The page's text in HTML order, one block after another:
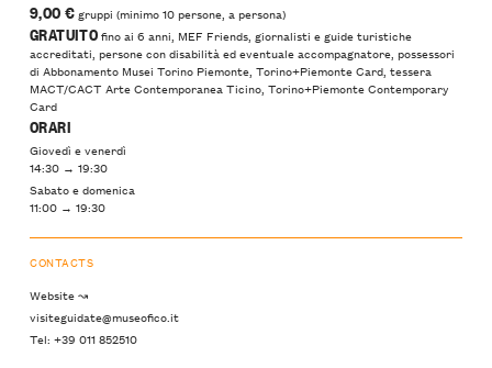
9,00 €gruppi (minimo 10 persone, a persona)
GRATUITOfino ai 6 anni, MEF Friends, giornalisti e guide turistiche
accreditati, persone con disabilità ed eventuale accompagnatore, possessori
di Abbonamento Musei Torino Piemonte, Torino+Piemonte Card, tessera
MACT/CACT Arte Contemporanea Ticino, Torino+Piemonte Contemporary
Card
ORARI
Giovedì e venerdì
14:30 → 19:30
Sabato e domenica
11:00 → 19:30
CONTACTS
Website ↝
visiteguidate@museofico.it
Tel: +39 011 852510